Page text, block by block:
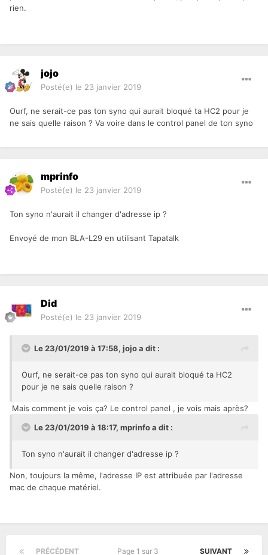
rien.
jojo
Posté(e) le 23 janvier 2019
Ourf, ne serait-ce pas ton syno qui aurait bloqué ta HC2 pour je
ne sais quelle raison ? Va voire dans le control panel de ton syno
mprinfo
Posté(e) le 23 janvier 2019
Ton syno n'aurait il changer d'adresse ip ?
Envoyé de mon BLA-L29 en utilisant Tapatalk
Did
Posté(e) le 23 janvier 2019
Le 23/01/2019 à 17:58, jojoa dit :
Ourf, ne serait-ce pas ton syno qui aurait bloqué ta HC2
pour je ne sais quelle raison ?
Mais comment je vois ça? Le control panel , je vois mais après?
Le 23/01/2019 à 18:17, mprinfoa dit :
Ton syno n'aurait il changer d'adresse ip ?
Non, toujours la même, l'adresse IP est attribuée par l'adresse
mac de chaque matériel.
PRÉCÉDENT SUIVANT
Page 1 sur 3